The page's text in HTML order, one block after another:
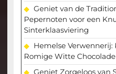
Geniet van de
Pepernoten voor een
Sinterklaasviering
Hemelse
Romige Witte Chocolade
Geniet Zorgeloos van